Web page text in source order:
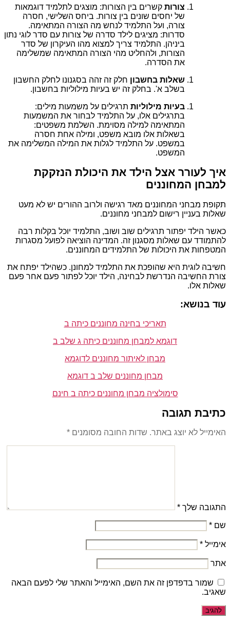
צורות קשרים בין הצורות: מוצגים לתלמיד דוגמאות
של יחסים שונים בין צורות. ביחס השלישי, חסרה
צורה, ועל התלמיד לנחש מה הצורה המתאימה.
סדרות: מציגים לילד סדרה של צורות עם סדר לוגי נתון
ביניהן. התלמיד צריך למצוא מהו העיקרון של סדר
הצורות, ולהחליט מהי הצורה המתאימה שמשלימה
את הסדרה.
שאלות בחשבון חלק זה זהה בסגנונו לחלק החשבון
בשלב א'. בחלק זה יש בעיות מילוליות בחשבון.
בעיות מילוליות תרגילים על משמעות מילים:
בתרגילים אלו, על התלמיד לבחור את המשמעות
המתאימה למילה מסוימת. השלמת משפטים:
בשאלות אלו מובא משפט, ומילה אחת חסרה
במשפט. על התלמיד לגלות את המילה המשלימה את
המשפט.
איך לעורר אצל הילד את היכולת הנזקקת
למבחן המחוננים
תקופת מבחני המחוננים מאד רגישה ולרוב ההורים יש לא מעט
שאלות בעניין רישום למבחני מחוננים.
כאשר הילד יפתור תרגילים שוב ושוב, התלמיד יוכל בקלות רבה
להתמודד עם שאלות מסגנון זה. המדינה הוציאה לפועל מסגרות
המטפחות את היכולות של התלמידים המחוננים.
חשיבה לוגית היא שהופכת את התלמיד למחונן. כשהילד יפתח את
צורת החשיבה הנדרשת לבחינה, הילד יוכל לפתור פעם אחר פעם
שאלות אלו.
עוד בנושא:
תאריכי בחינה מחוננים כיתה ב
דוגמא למבחן מחוננים כיתה ג שלב ב
מבחן לאיתור מחוננים לדוגמא
מבחן מחוננים שלב ב דוגמא
סימולציה מבחן מחוננים כיתה ב חינם
כתיבת תגובה
האימייל לא יוצג באתר. שדות החובה מסומנים *
התגובה שלך *
שם *
אימייל *
אתר
שמור בדפדפן זה את השם, האימייל והאתר שלי לפעם הבאה
שאגיב.